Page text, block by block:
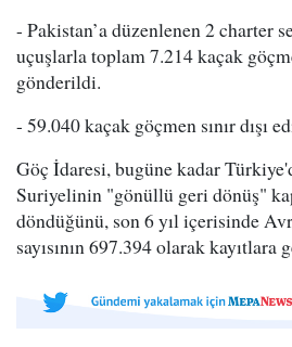
- Pakistan’a düzenlenen 2 charter
uçuşlarla toplam 7.214 kaçak
gönderildi.
- 59.040 kaçak göçmen sınır dışı
Göç İdaresi, bugüne kadar
Suriyelinin "gönüllü geri dönüş"
döndüğünü, son 6 yıl içerisinde
sayısının 697.394 olarak kayıtlara